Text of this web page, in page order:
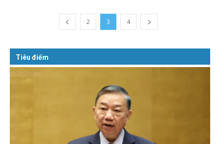
2 3 4
Tiêu điểm